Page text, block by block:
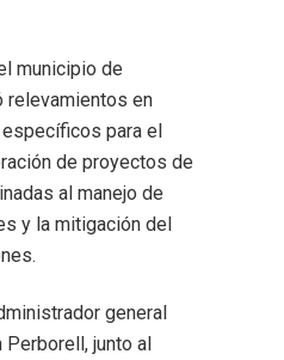
municipio de
relevamientos en
para el
de proyectos de
al manejo de
y la mitigación del
general
junto al